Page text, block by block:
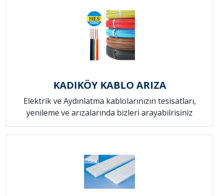
KADIKÖY KABLO ARIZA
Elektrik ve Aydınlatma kablolarınızın tesisatları,
yenileme ve arızalarında bizleri arayabilrisiniz